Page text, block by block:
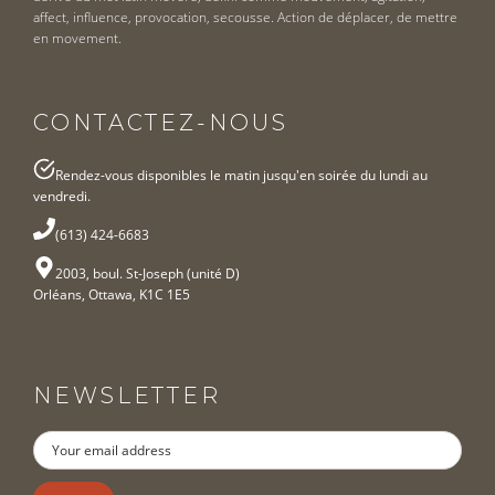
affect, influence, provocation, secousse. Action de déplacer, de mettre
en movement.
CONTACTEZ-NOUS
Rendez-vous disponibles le matin jusqu'en soirée du lundi au
vendredi.
(613) 424-6683
2003, boul. St-Joseph (unité D)
Orléans, Ottawa, K1C 1E5
NEWSLETTER